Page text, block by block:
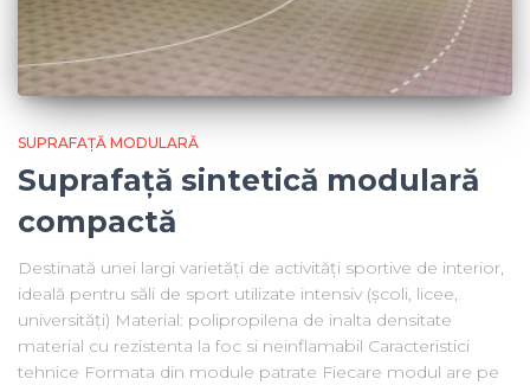
SUPRAFAȚĂ MODULARĂ
Suprafață sintetică modulară
compactă
Destinată unei largi varietăți de activități sportive de interior,
ideală pentru săli de sport utilizate intensiv (școli, licee,
universități) Material: polipropilena de inalta densitate
material cu rezistenta la foc si neinflamabil Caracteristici
tehnice Formata din module patrate Fiecare modul are pe